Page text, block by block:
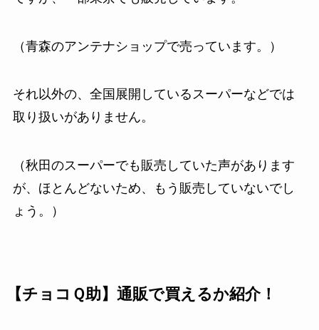
（青森のアンテナショップで売っています。）
それ以外の、全国展開しているスーパーなどでは
取り扱いがありません。
（秋田のスーパーでも販売していた声があります
が、ほとんどないため、もう販売していないでし
ょう。）
【チョコＱ助】通販で買えるか紹介！